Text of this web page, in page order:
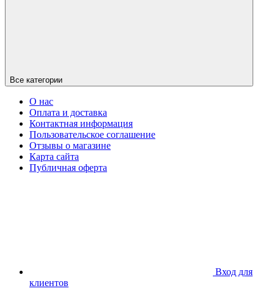
Все категории
О нас
Оплата и доставка
Контактная информация
Пользовательское соглашение
Отзывы о магазине
Карта сайта
Публичная оферта
Вход для
клиентов